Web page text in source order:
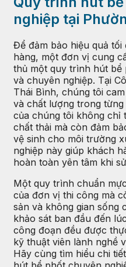
nghiệp tại
Để đảm bảo hiệu quả
hàng, một đơn vị cung
thủ một quy trình hút bể
và chuyên nghiệp. Tại
Thái Bình, chúng tôi
và chất lượng trong
của chúng tôi không chỉ
chất thải mà còn đảm
vệ sinh cho môi trường
nghiệp này giúp khách
hoàn toàn yên tâm khi
Một quy trình chuẩn
của đơn vị thi công mà
sản và không gian sống
khảo sát ban đầu đến
công đoạn đều được
kỹ thuật viên lành nghề
Hãy cùng tìm hiểu chi